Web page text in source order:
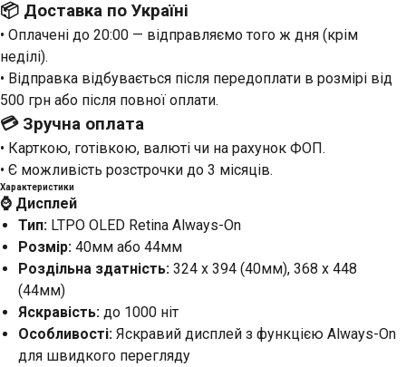
📦 Доставка по Україні
• Оплачені до 20:00 — відправляємо того ж дня (крім
неділі).
• Відправка відбувається після передоплати в розмірі від
500 грн або після повної оплати.
💳 Зручна оплата
• Карткою, готівкою, валюті чи на рахунок ФОП.
• Є можливість розстрочки до 3 місяців.
Характеристики
⌚️ Дисплей
Тип: LTPO OLED Retina Always-On
Розмір: 40мм або 44мм
Роздільна здатність: 324 x 394 (40мм), 368 x 448
(44мм)
Яскравість: до 1000 ніт
Особливості: Яскравий дисплей з функцією Always-On
для швидкого перегляду